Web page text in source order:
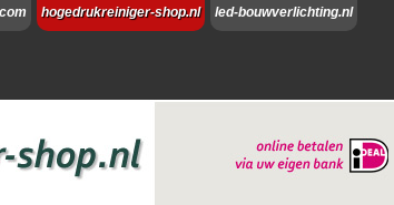
hogedrukreiniger-shop.nl
led-bouwverlichting.nl